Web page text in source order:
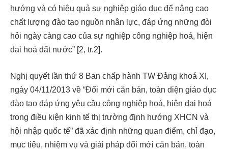
hướng và có hiệu quả sự nghiệp giáo dục để nâng cao
chất lượng đào tạo nguồn nhân lực, đáp ứng những đòi
hỏi ngày càng cao của sự nghiệp công nghiệp hoá, hiện
đại hoá đất nước” [2, tr.2].
Nghị quyết lần thứ 8 Ban chấp hành TW Đảng khoá XI,
ngày 04/11/2013 về “Đổi mới căn bản, toàn diện giáo dục
đào tạo đáp ứng yêu cầu công nghiệp hoá, hiện đại hoá
trong điều kiện kinh tế thị trường định hướng XHCN và
hội nhập quốc tế” đã xác định những quan điểm, chỉ đạo,
mục tiêu, nhiệm vụ và giải pháp đổi mới căn bản, toàn